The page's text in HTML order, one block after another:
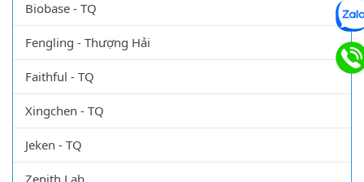
Biobase - TQ
Fengling - Thượng Hải
Faithful - TQ
Xingchen - TQ
Jeken - TQ